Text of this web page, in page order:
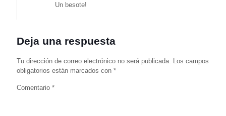
Un besote!
Deja una respuesta
Tu dirección de correo electrónico no será publicada. Los campos
obligatorios están marcados con *
Comentario *